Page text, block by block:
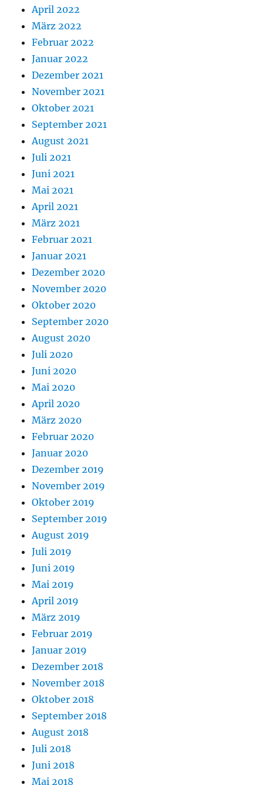
April 2022
März 2022
Februar 2022
Januar 2022
Dezember 2021
November 2021
Oktober 2021
September 2021
August 2021
Juli 2021
Juni 2021
Mai 2021
April 2021
März 2021
Februar 2021
Januar 2021
Dezember 2020
November 2020
Oktober 2020
September 2020
August 2020
Juli 2020
Juni 2020
Mai 2020
April 2020
März 2020
Februar 2020
Januar 2020
Dezember 2019
November 2019
Oktober 2019
September 2019
August 2019
Juli 2019
Juni 2019
Mai 2019
April 2019
März 2019
Februar 2019
Januar 2019
Dezember 2018
November 2018
Oktober 2018
September 2018
August 2018
Juli 2018
Juni 2018
Mai 2018